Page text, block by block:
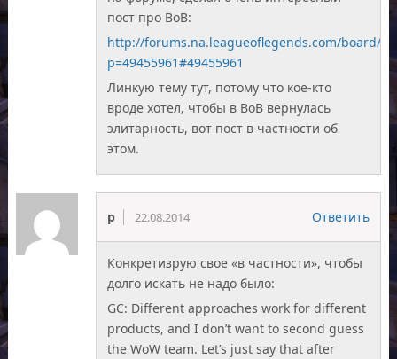
пост про ВоВ:
http://forums.na.leagueoflegends.com/board/
p=49455961#49455961
Линкую тему тут, потому что кое-кто
вроде хотел, чтобы в ВоВ вернулась
элитарность, вот пост в частности об
этом.
p 22.08.2014 Ответить
Конкретизрую свое «в частности», чтобы
долго искать не надо было:
GC: Different approaches work for different
products, and I don’t want to second guess
the WoW team. Let’s just say that after